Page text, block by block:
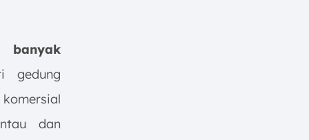
banyak
gedung
dan